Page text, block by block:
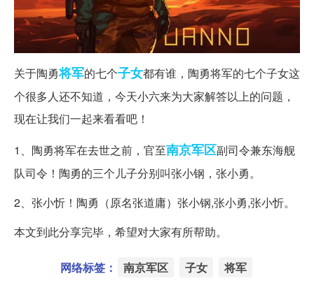
关于陶勇将军的七个子女都有谁，陶勇将军的七个子女这
个很多人还不知道，今天小六来为大家解答以上的问题，
现在让我们一起来看看吧！
1、陶勇将军在去世之前，官至南京军区副司令兼东海舰
队司令！陶勇的三个儿子分别叫张小钢，张小勇。
2、张小忻！陶勇（原名张道庸）张小钢,张小勇,张小忻。
本文到此分享完毕，希望对大家有所帮助。
网络标签： 南京军区 子女 将军